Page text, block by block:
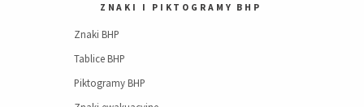
ZNAKI I PIKTOGRAMY BHP
Znaki BHP
Tablice BHP
Piktogramy BHP